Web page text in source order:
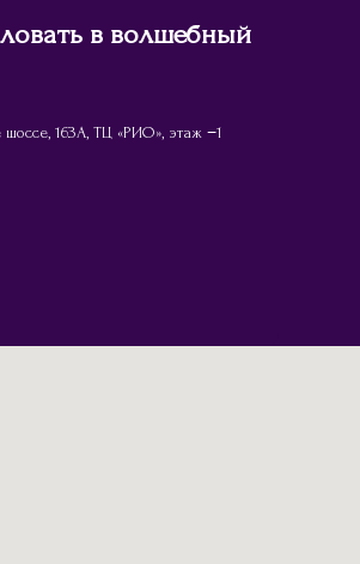
в волшебный
163А, ТЦ «РИО», этаж −1